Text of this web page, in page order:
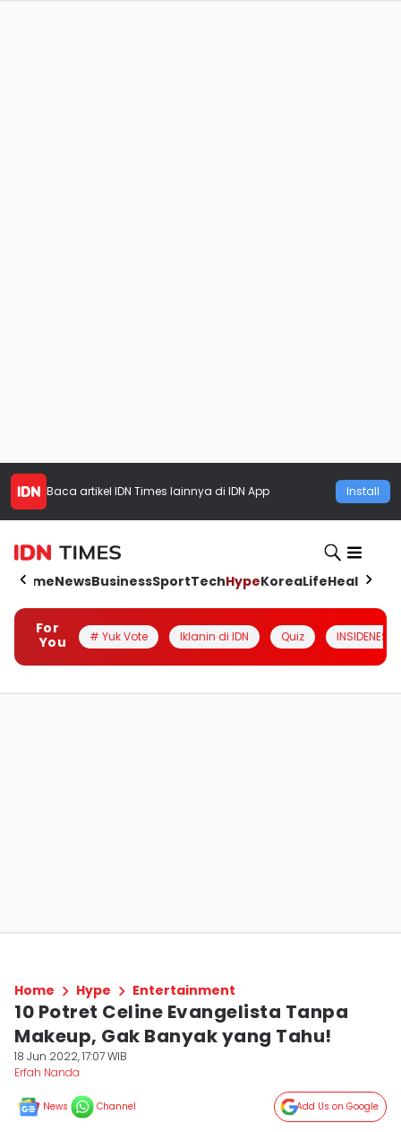
Baca artikel IDN Times lainnya di IDN App Install
HomeNewsBusinessSportTechHypeKoreaLifeHealth
For
You
# Yuk Vote Iklanin di IDN Quiz INSIDENESIA
Home Hype Entertainment
10 Potret Celine Evangelista Tanpa
Makeup, Gak Banyak yang Tahu!
18 Jun 2022, 17:07 WIB
Erfah Nanda
News Channel Add Us on Google